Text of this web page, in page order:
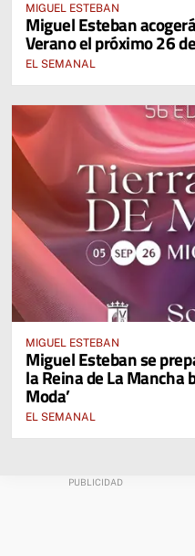
MIGUEL ESTEBAN
Miguel Esteban
Verano el próximo 26
EL SEMANAL
MIGUEL ESTEBAN
Miguel Esteban se
la Reina de La Mancha
Moda’
EL SEMANAL